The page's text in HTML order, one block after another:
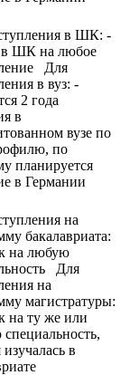
в ШК: -
в ШК на любое
Для
в вуз: -
2 года
в
вузе по
по
планируется
в Германии
на
бакалавриата:
на любую
Для
на
магистратуры:
на ту же или
изучалась в